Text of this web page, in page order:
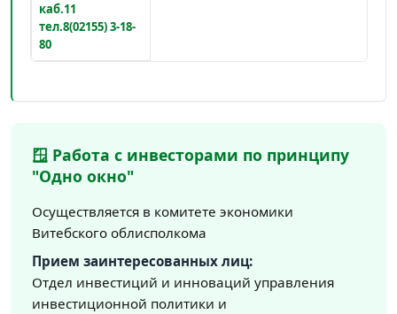
каб.11
тел.8(02155) 3-18-
80
🪟 Работа с инвесторами по принципу
"Одно окно"
Осуществляется в комитете экономики
Витебского облисполкома
Прием заинтересованных лиц:
Отдел инвестиций и инноваций управления
инвестиционной политики и